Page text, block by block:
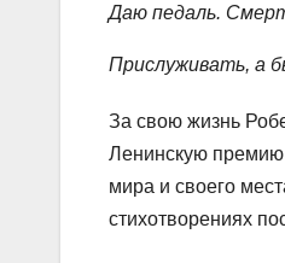
Даю педаль.
Прислуживать, а
За свою жизнь
Ленинскую премию
мира и своего
стихотворениях